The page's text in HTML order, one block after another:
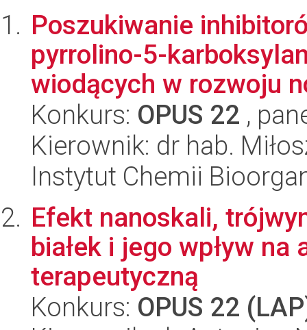
Poszukiwanie
pyrrolino-5-
wiodących w rozwoju
Konkurs: OPUS 22 ,
Kierownik: dr hab.
Instytut Chemii
Efekt nanoskali,
białek i jego wpływ
terapeutyczną
Konkurs: OPUS 22